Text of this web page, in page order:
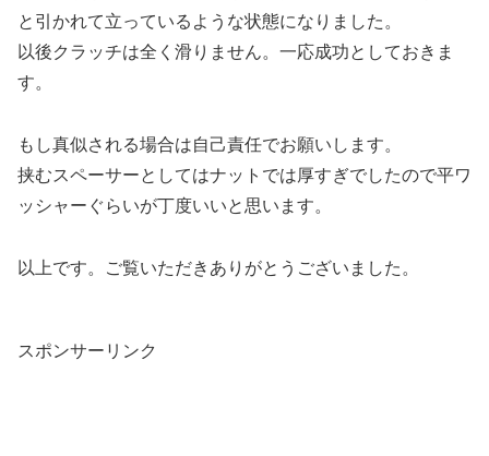
と引かれて立っているような状態になりました。
以後クラッチは全く滑りません。一応成功としておきま
す。
もし真似される場合は自己責任でお願いします。
挟むスペーサーとしてはナットでは厚すぎでしたので平ワ
ッシャーぐらいが丁度いいと思います。
以上です。ご覧いただきありがとうございました。
スポンサーリンク